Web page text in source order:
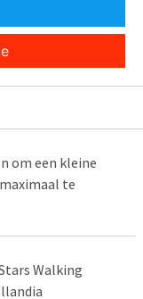
om een kleine
te
Walking